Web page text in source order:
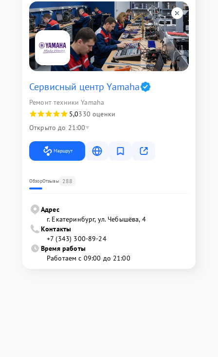
Сервисный центр Yamaha
Ремонт техники Yamaha
5,0330 оценки
Открыто до 21:00
Маршрут
ОбзорОтзывы 288
Адрес
г. Екатеринбург, ул. Чебышёва, 4
Контакты
+7 (343) 300-89-24
Время работы
Работаем с 09:00 до 21:00